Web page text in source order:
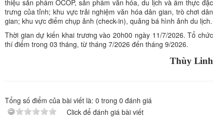
thiệu sản phẩm OCOP, sản phẩm văn hóa, du lịch và ẩm thực đặc
trưng của tỉnh; khu vực trải nghiệm văn hóa dân gian, trò chơi dân
gian; khu vực điểm chụp ảnh (check-in), quảng bá hình ảnh du lịch.
Thời gian dự kiến khai trương vào 20h00 ngày 11/7/2026. Tổ chức
thí điểm trong 03 tháng, từ tháng 7/2026 đến tháng 9/2026.
Thùy Linh
Tổng số điểm của bài viết là: 0 trong 0 đánh giá
Click để đánh giá bài viết